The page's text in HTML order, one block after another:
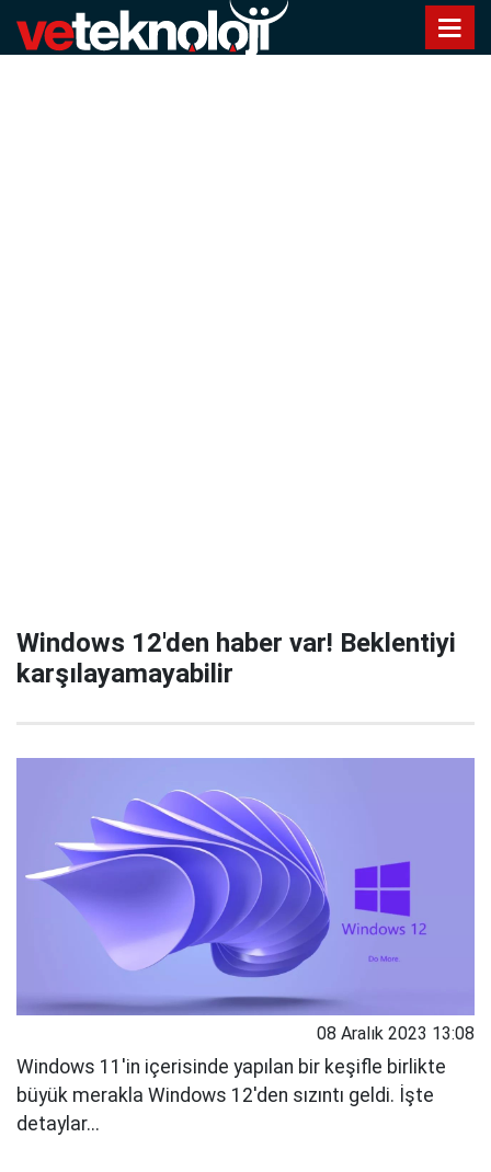
Windows 12'den haber var! Beklentiyi
karşılayamayabilir
08 Aralık 2023 13:08
Windows 11'in içerisinde yapılan bir keşifle birlikte
büyük merakla Windows 12'den sızıntı geldi. İşte
detaylar...